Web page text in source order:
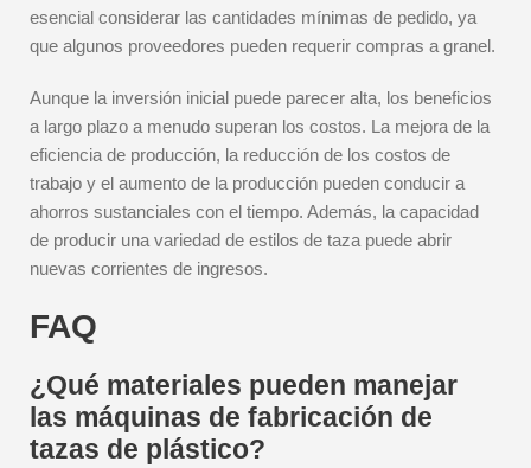
esencial considerar las cantidades mínimas de pedido, ya
que algunos proveedores pueden requerir compras a granel.
Aunque la inversión inicial puede parecer alta, los beneficios
a largo plazo a menudo superan los costos. La mejora de la
eficiencia de producción, la reducción de los costos de
trabajo y el aumento de la producción pueden conducir a
ahorros sustanciales con el tiempo. Además, la capacidad
de producir una variedad de estilos de taza puede abrir
nuevas corrientes de ingresos.
FAQ
¿Qué materiales pueden manejar
las máquinas de fabricación de
tazas de plástico?